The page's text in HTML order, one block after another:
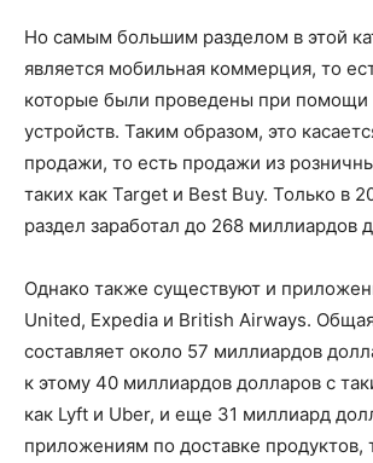
Но самым большим разделом в этой
является мобильная коммерция, то
которые были проведены при
устройств. Таким образом, это
продажи, то есть продажи из
таких как Target и Best Buy. Только в
раздел заработал до 268 миллиардов
Однако также существуют и
United, Expedia и British Airways.
составляет около 57 миллиардов
к этому 40 миллиардов долларов с
как Lyft и Uber, и еще 31 миллиард
приложениям по доставке продуктов,